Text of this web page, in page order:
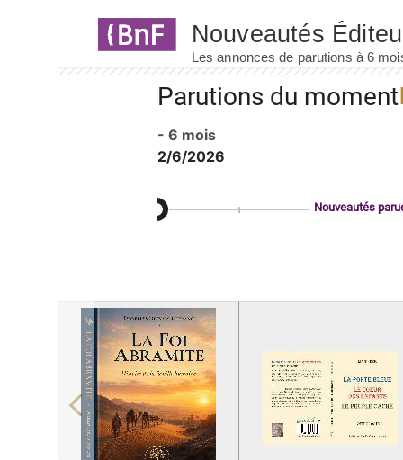
Parutions du moment
- 6 mois
2/6/2026
Nouveautés
Previous